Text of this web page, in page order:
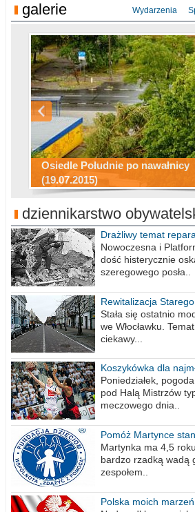
galerie Wydarzenia
Osiedle Południe po nawałnicy
(19.07.2015)
Wizytówka Włocławka
polowanie wigilijne 2014
Miasto kładzie się do snu .
Konkurs fotograficzny "Co to
miejsca"
Ścieżka rowerowa w naszym
dziennikarstwo
Drażliwy temat
berlińska
Nowoczesna i
dość histerycznie
szeregowego posła..
Rewitalizacja
Stała się ostatnio
we Włocławku.
ciekawy...
Koszykówka dla
Poniedziałek,
pod Halą Mistrzów
meczowego dnia..
Pomóż Martynce
Martynka ma 4,5
bardzo rzadką wadą
zespołem..
Polska moich